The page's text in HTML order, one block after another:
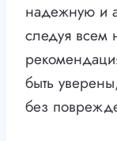
надежную и
следуя всем
быть
без